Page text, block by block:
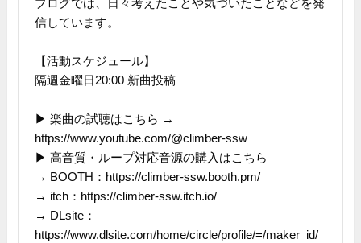
ブログでは、日々考えたことや気づいたことなどを発
信しています。
【活動スケジュール】
隔週金曜日20:00 新曲投稿
▶ 楽曲の試聴はこちら →
https://www.youtube.com/@climber-ssw
▶ 高音質・ループ対応音源の購入はこちら
→ BOOTH：https://climber-ssw.booth.pm/
→ itch：https://climber-ssw.itch.io/
→ DLsite：
https://www.dlsite.com/home/circle/profile/=/maker_id/